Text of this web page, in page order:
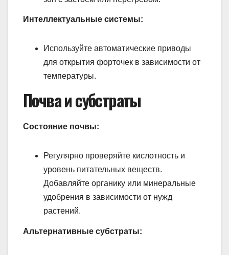
Интеллектуальные системы:
Используйте автоматические приводы
для открытия форточек в зависимости от
температуры.
Почва и субстраты
Состояние почвы:
Регулярно проверяйте кислотность и
уровень питательных веществ.
Добавляйте органику или минеральные
удобрения в зависимости от нужд
растений.
Альтернативные субстраты: